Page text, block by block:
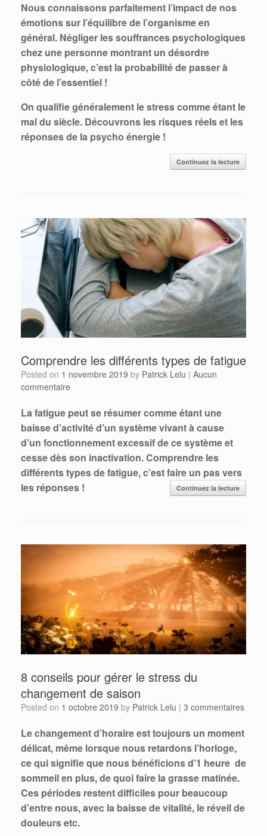
Nous connaissons parfaitement l’impact de nos
émotions sur l’équilibre de l’organisme en
général. Négliger les souffrances psychologiques
chez une personne montrant un désordre
physiologique, c’est la probabilité de passer à
côté de l’essentiel !
On qualifie généralement le stress comme étant le
mal du siècle. Découvrons les risques réels et les
réponses de la psycho énergie !
Continuez la lecture
Comprendre les différents types de fatigue
Posted on 1 novembre 2019 by Patrick Lelu | Aucun
commentaire
La fatigue peut se résumer comme étant une
baisse d’activité d’un système vivant à cause
d’un fonctionnement excessif de ce système et
cesse dès son inactivation. Comprendre les
différents types de fatigue, c’est faire un pas vers
les réponses !
Continuez la lecture
8 conseils pour gérer le stress du
changement de saison
Posted on 1 octobre 2019 by Patrick Lelu | 3 commentaires
Le changement d’horaire est toujours un moment
délicat, même lorsque nous retardons l’horloge,
ce qui signifie que nous bénéficions d’1 heure de
sommeil en plus, de quoi faire la grasse matinée.
Ces périodes restent difficiles pour beaucoup
d’entre nous, avec la baisse de vitalité, le réveil de
douleurs etc.